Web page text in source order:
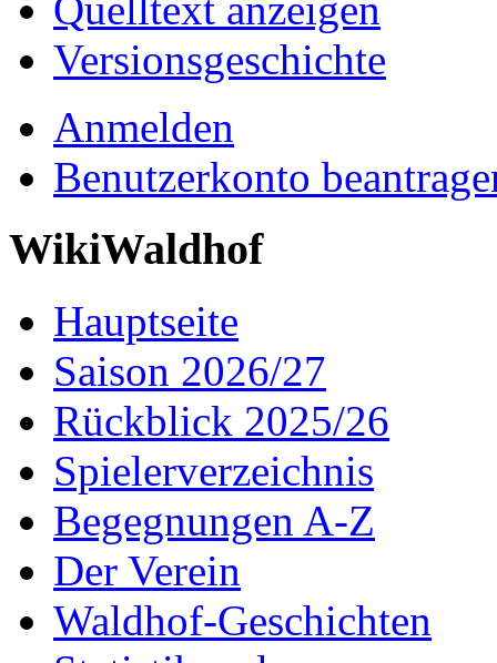
Quelltext anzeigen
Versionsgeschichte
Anmelden
Benutzerkonto
WikiWaldhof
Hauptseite
Saison 2026/27
Rückblick 2025/26
Spielerverzeichnis
Begegnungen A-Z
Der Verein
Waldhof-Geschichten